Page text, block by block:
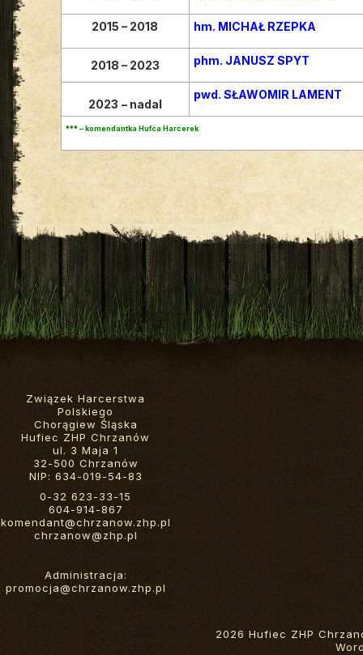
2015 – 2018 hm. MICHAŁ RZEPKA
2018 – 2023 phm. JANUSZ SPYT
2023 – nadal
pwd. SŁAWOMIR LAMENT
*** – komendantka Hufca Harcerek
Związek Harcerstwa
Polskiego
Chorągiew Śląska
Hufiec ZHP Chrzanów
ul. 3 Maja 1
32-500 Chrzanów
NIP: 634-019-54-83
0-32 623-33-15
604-914-867
komendant@chrzanow.zhp.pl
chrzanow@zhp.pl
Administracja:
promocja@chrzanow.zhp.pl
2026 Hufiec ZHP